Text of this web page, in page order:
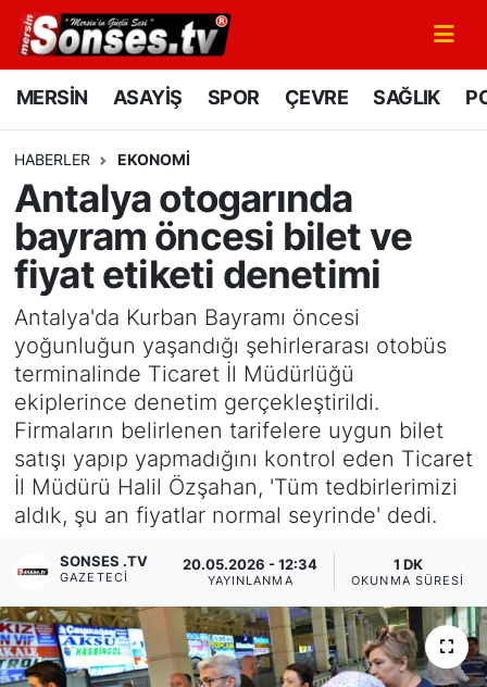
MERSİN ASAYİŞ SPOR ÇEVRE SAĞLIK
HABERLER EKONOMİ
Antalya otogarında
bayram öncesi bilet ve
fiyat etiketi denetimi
Antalya'da Kurban Bayramı öncesi
yoğunluğun yaşandığı şehirlerarası otobüs
terminalinde Ticaret İl Müdürlüğü
ekiplerince denetim gerçekleştirildi.
Firmaların belirlenen tarifelere uygun bilet
satışı yapıp yapmadığını kontrol eden Ticaret
İl Müdürü Halil Özşahan, 'Tüm tedbirlerimizi
aldık, şu an fiyatlar normal seyrinde' dedi.
SONSES .TV
GAZETECI
20.05.2026 - 12:34
YAYINLANMA
1 DK
OKUNMA SÜRESI
MERSİN
SPOR
GÜNÜN MANŞETİ
DÜNYA
KÜLTÜR - SANAT
MAGAZİN
SAĞLIK
Siyaset
YEREL HABER
Haberde insan
Mersin Nöbetçi Eczaneler
Mersin Namaz Vakitleri
Mersin Trafik Yoğunluk Haritası
Süper Lig Puan Durumu ve Fikstür
Tüm Manşetler
Son Dakika Haberleri
Haber Arşivi